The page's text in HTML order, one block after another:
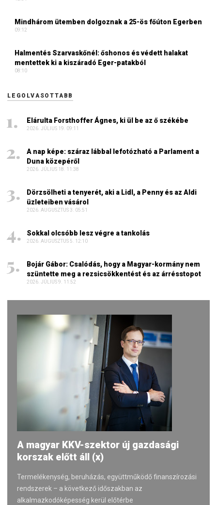
Mindhárom ütemben dolgoznak a 25-ös főúton Egerben
09:12
Halmentés Szarvaskőnél: őshonos és védett halakat
mentettek ki a kiszáradó Eger-patakból
08:10
LEGOLVASOTTABB
Elárulta Forsthoffer Ágnes, ki ül be az ő székébe
2026. JÚLIUS 19. 09:11
A nap képe: száraz lábbal lefotózható a Parlament a
Duna közepéről
2026. JÚLIUS 18. 11:38
Dörzsölheti a tenyerét, aki a Lidl, a Penny és az Aldi
üzleteiben vásárol
2026. AUGUSZTUS 3. 05:51
Sokkal olcsóbb lesz végre a tankolás
2026. AUGUSZTUS 5. 12:10
Bojár Gábor: Csalódás, hogy a Magyar-kormány nem
szüntette meg a rezsicsökkentést és az árrésstopot
2026. JÚLIUS 9. 11:52
A magyar KKV-szektor új gazdasági
korszak előtt áll (x)
Termelékenység, beruházás, együttműködő finanszírozási
rendszerek – a következő időszakban az
alkalmazkodóképesség kerül előtérbe